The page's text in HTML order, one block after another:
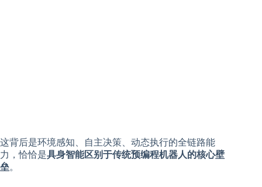
这背后是环境感知、自主决策、动态执行的全链路能
力，恰恰是具身智能区别于传统预编程机器人的核心壁
垒。